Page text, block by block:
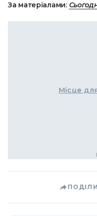
За матеріалами:
Місце